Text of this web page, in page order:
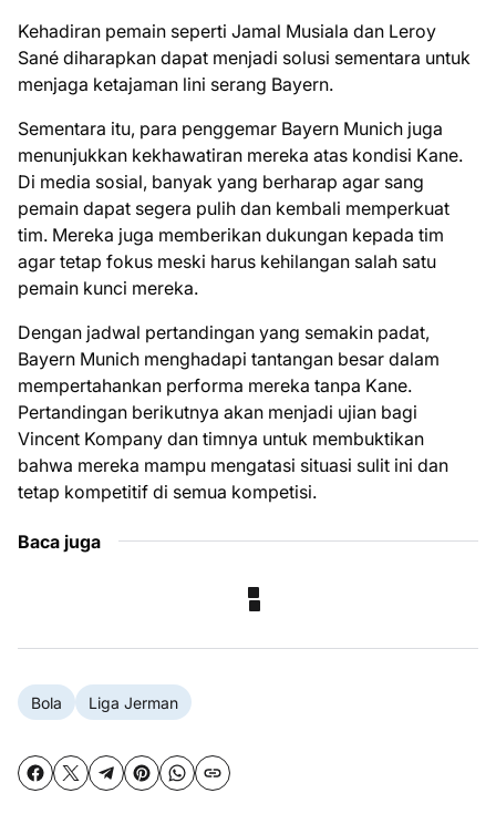
Kehadiran pemain seperti Jamal Musiala dan Leroy
Sané diharapkan dapat menjadi solusi sementara untuk
menjaga ketajaman lini serang Bayern.
Sementara itu, para penggemar Bayern Munich juga
menunjukkan kekhawatiran mereka atas kondisi Kane.
Di media sosial, banyak yang berharap agar sang
pemain dapat segera pulih dan kembali memperkuat
tim. Mereka juga memberikan dukungan kepada tim
agar tetap fokus meski harus kehilangan salah satu
pemain kunci mereka.
Dengan jadwal pertandingan yang semakin padat,
Bayern Munich menghadapi tantangan besar dalam
mempertahankan performa mereka tanpa Kane.
Pertandingan berikutnya akan menjadi ujian bagi
Vincent Kompany dan timnya untuk membuktikan
bahwa mereka mampu mengatasi situasi sulit ini dan
tetap kompetitif di semua kompetisi.
Baca juga
Bola Liga Jerman